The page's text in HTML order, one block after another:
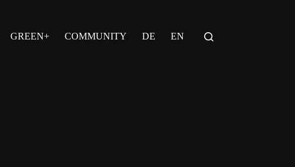
GREEN+ COMMUNITY DE EN